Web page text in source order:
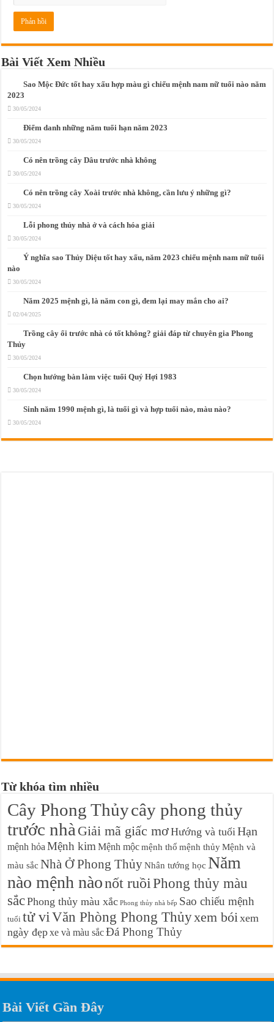
Bài Viết Xem Nhiều
Sao Mộc Đức tốt hay xấu hợp màu gì chiếu mệnh nam nữ tuổi nào năm
2023
30/05/2024
Điểm danh những năm tuổi hạn năm 2023
30/05/2024
Có nên trồng cây Dâu trước nhà không
30/05/2024
Có nên trồng cây Xoài trước nhà không, cần lưu ý những gì?
30/05/2024
Lỗi phong thủy nhà ở và cách hóa giải
30/05/2024
Ý nghĩa sao Thủy Diệu tốt hay xấu, năm 2023 chiếu mệnh nam nữ tuổi
nào
30/05/2024
Năm 2025 mệnh gì, là năm con gì, đem lại may mắn cho ai?
02/04/2025
Trồng cây ổi trước nhà có tốt không? giải đáp từ chuyên gia Phong
Thủy
30/05/2024
Chọn hướng bàn làm việc tuổi Quý Hợi 1983
30/05/2024
Sinh năm 1990 mệnh gì, là tuổi gì và hợp tuổi nào, màu nào?
30/05/2024
Từ khóa tìm nhiều
Cây Phong Thủycây phong thủy
trước nhà Giải mã giấc mơHướng và tuổiHạn
mệnh hỏaMệnh kim Mệnh mộcmệnh thổ mệnh thủyMệnh và
màu sắc Nhà Ở Phong ThủyNhân tướng học Năm
nào mệnh nàonốt ruồi Phong thủy màu
sắcPhong thủy màu xắc Phong thủy nhà bếp Sao chiếu mệnh
tuổi tử vi Văn Phòng Phong Thủyxem bóixem
ngày đẹpxe và màu sắcĐá Phong Thủy
Bài Viết Gần Đây